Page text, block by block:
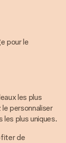
pour le
les plus
personnaliser
plus uniques.
de